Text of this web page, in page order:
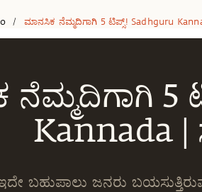
/ ಮಾನಸಿಕ ನೆಮ್ಮದಿಗಾಗಿ 5 ಟಿಪ್ಸ್! Sadhguru
ನೆಮ್ಮದಿಗಾಗಿ 5
Kannada |
ಬಹುಪಾಲು ಜನರು